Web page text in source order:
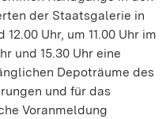
der Staatsgalerie in
Uhr, um 11.00 Uhr im
und 15.30 Uhr eine
Depoträume des
und für das
Voranmeldung